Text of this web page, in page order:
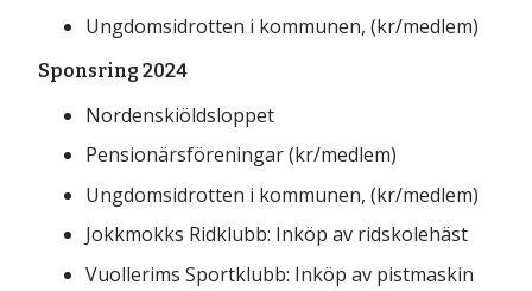
Ungdomsidrotten i kommunen, (kr/medlem)
Sponsring 2024
Nordenskiöldsloppet
Pensionärsföreningar (kr/medlem)
Ungdomsidrotten i kommunen, (kr/medlem)
Jokkmokks Ridklubb: Inköp av ridskolehäst
Vuollerims Sportklubb: Inköp av pistmaskin